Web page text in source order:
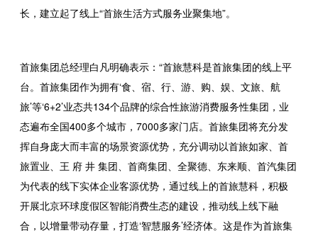
长，建立起了线上“首旅生活方式服务业聚集地”。
首旅集团总经理白凡明确表示：“首旅慧科是首旅集团的线上平
台。首旅集团作为拥有‘食、宿、行、游、购、娱、文旅、航
旅’等‘6+2’业态共134个品牌的综合性旅游消费服务性集团，业
态遍布全国400多个城市，7000多家门店。首旅集团将充分发
挥自身庞大而丰富的场景资源优势，充分调动以首旅如家、首
旅置业、王 府 井集团、首商集团、全聚德、东来顺、首汽集团
为代表的线下实体企业客源优势，通过线上的首旅慧科，积极
开展北京环球度假区智能消费生态的建设，推动线上线下融
合，以增量带动存量，打造‘智慧服务’经济体。这是作为首旅集